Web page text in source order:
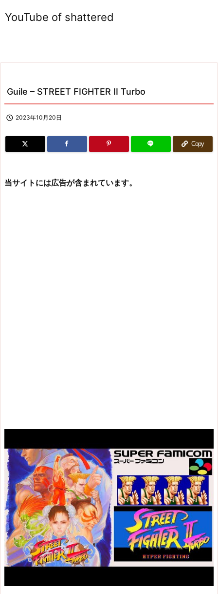
YouTube of shattered
Guile – STREET FIGHTER II Turbo
 2023年10月20日
Copy
当サイトには広告が含まれています。